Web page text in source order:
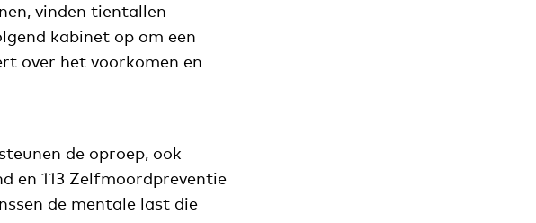
vinden tientallen
kabinet op om een
over het voorkomen en
de oproep, ook
en 113 Zelfmoordpreventie
de mentale last die